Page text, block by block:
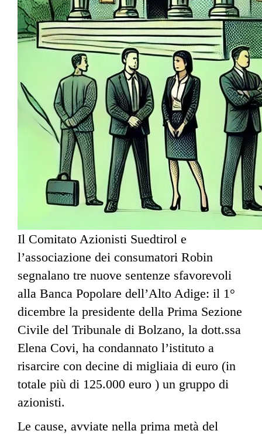
Il Comitato Azionisti Suedtirol e
l’associazione dei consumatori Robin
segnalano tre nuove sentenze sfavorevoli
alla Banca Popolare dell’Alto Adige: il 1°
dicembre la presidente della Prima Sezione
Civile del Tribunale di Bolzano, la dott.ssa
Elena Covi, ha condannato l’istituto a
risarcire con decine di migliaia di euro (in
totale più di 125.000 euro ) un gruppo di
azionisti.
Le cause, avviate nella prima metà del